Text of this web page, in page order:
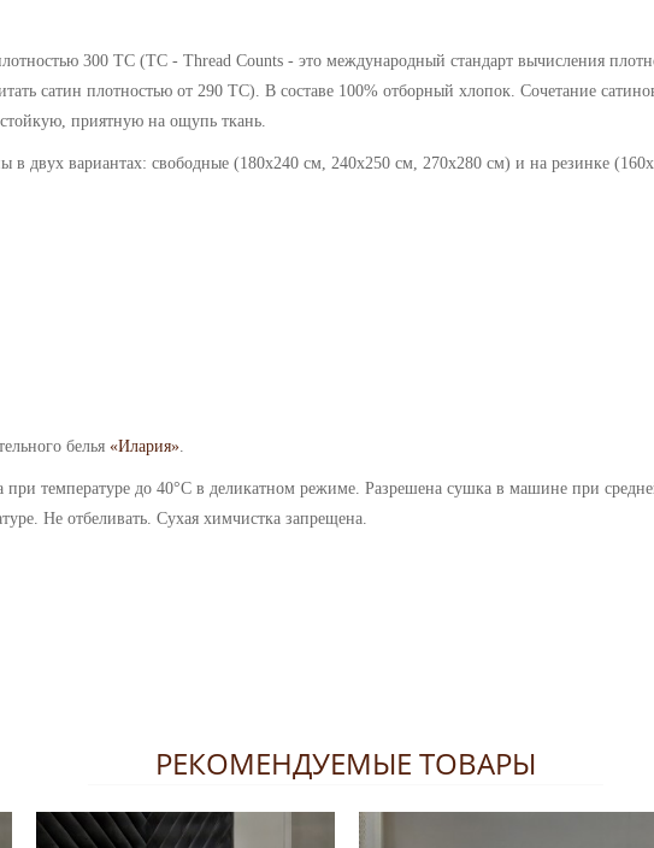
300 ТС (ТС - Thread Counts - это международный стандарт вычисления
сатин плотностью от 290 ТС). В составе 100% отборный хлопок. Сочетание
приятную на ощупь ткань.
в двух вариантах: свободные (180х240 см, 240х250 см, 270х280 см) и на резинке
белья «Илария»
температуре до 40°C в деликатном режиме. Разрешена сушка в машине при
Не отбеливать. Сухая химчистка запрещена.
РЕКОМЕНДУЕМЫЕ ТОВАРЫ